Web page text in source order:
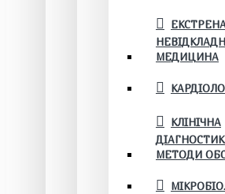
МЕДИЦИНА
КЛІНІЧНА
МЕТОДИ